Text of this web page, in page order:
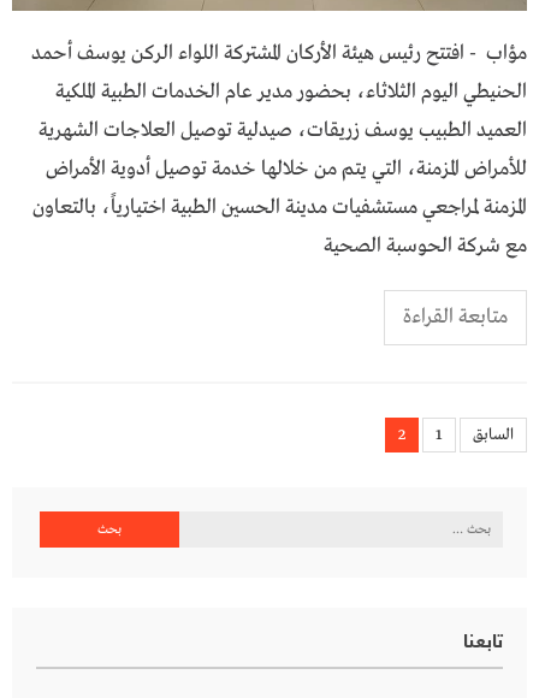
مؤاب - افتتح رئيس هيئة الأركان المشتركة اللواء الركن يوسف أحمد
الحنيطي اليوم الثلاثاء، بحضور مدير عام الخدمات الطبية الملكية
العميد الطبيب يوسف زريقات، صيدلية توصيل العلاجات الشهرية
للأمراض المزمنة، التي يتم من خلالها خدمة توصيل أدوية الأمراض
المزمنة لمراجعي مستشفيات مدينة الحسين الطبية اختيارياً، بالتعاون
مع شركة الحوسبة الصحية
متابعة القراءة
تعدد
السابق 1
2
البحث
تابعنا